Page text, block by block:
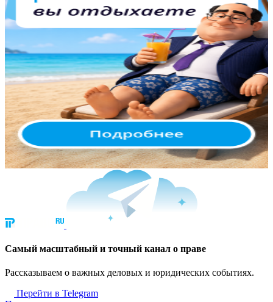
Cамый масштабный и точный канал о праве
Рассказываем о важных деловых и юридических событиях.
Перейти в Telegram